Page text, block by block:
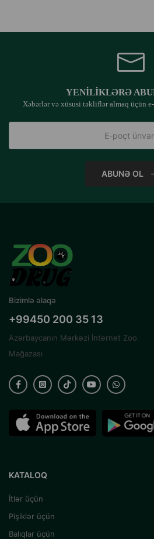
YENILIKLƏRƏ
Xəbərlər və xüsusi təkliflər almaq üçün
ABUNƏ OL
Bizimlə əlaqə
+99450 200 35 13
Azərbaycanın Mərkəzi İnternet Zoo
Mağazası
KATALOQ
İtlər üçün
Pişiklər üçün
Balıqlar üçün